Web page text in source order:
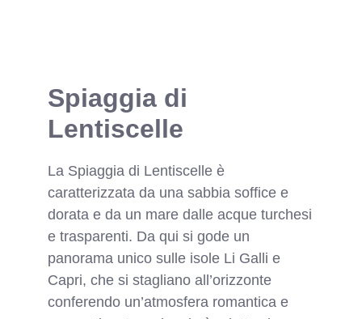
Spiaggia di
Lentiscelle
La Spiaggia di Lentiscelle è
caratterizzata da una sabbia soffice e
dorata e da un mare dalle acque turchesi
e trasparenti. Da qui si gode un
panorama unico sulle isole Li Galli e
Capri, che si stagliano all’orizzonte
conferendo un’atmosfera romantica e